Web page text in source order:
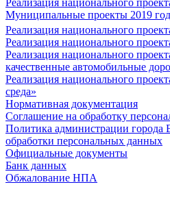
Реализация национального
Муниципальные проекты 2019 год
Реализация национального
Реализация национального
Реализация национального
качественные автомобильные
Реализация национального
среда»
Нормативная документация
Соглашение на обработку
Политика администрации города
обработки персональных данных
Официальные документы
Банк данных
Обжалование НПА